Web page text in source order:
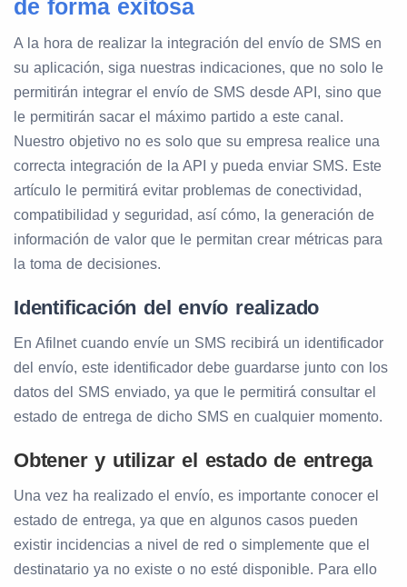
de forma exitosa
A la hora de realizar la integración del envío de SMS en
su aplicación, siga nuestras indicaciones, que no solo le
permitirán integrar el envío de SMS desde API, sino que
le permitirán sacar el máximo partido a este canal.
Nuestro objetivo no es solo que su empresa realice una
correcta integración de la API y pueda enviar SMS. Este
artículo le permitirá evitar problemas de conectividad,
compatibilidad y seguridad, así cómo, la generación de
información de valor que le permitan crear métricas para
la toma de decisiones.
Identificación del envío realizado
En Afilnet cuando envíe un SMS recibirá un identificador
del envío, este identificador debe guardarse junto con los
datos del SMS enviado, ya que le permitirá consultar el
estado de entrega de dicho SMS en cualquier momento.
Obtener y utilizar el estado de entrega
Una vez ha realizado el envío, es importante conocer el
estado de entrega, ya que en algunos casos pueden
existir incidencias a nivel de red o simplemente que el
destinatario ya no existe o no esté disponible. Para ello